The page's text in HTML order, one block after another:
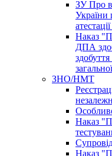
ЗУ Про
України
Наказ
ДПА
ЗНО/НМТ
Наказ
Наказ